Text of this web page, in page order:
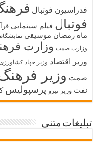
فدراسیون فوتبال
فوتبال فیلم سینمایی
ماه رمضان موسیقی
وزارت صمت وزارت
وزیر اقتصاد وزیر جهاد کشاورزی
صمت وزیر
نفت وزیر نیرو پرسپولیس
تبلیغات متنی